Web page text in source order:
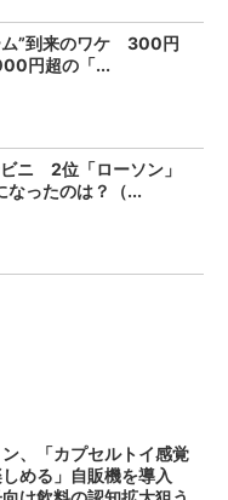
ム”到来のワケ 300円
円超の「...
ニ 2位「ローソン」
なったのは？（...
、「カプセルトイ感覚
める」自販機を導入